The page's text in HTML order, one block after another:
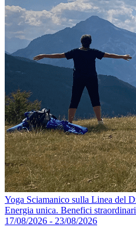
Yoga Sciamanico sulla Linea del
Energia unica. Benefici
17/08/2026 - 23/08/2026